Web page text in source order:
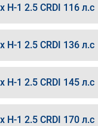
H-1 2.5 CRDI 116 л.с
H-1 2.5 CRDI 136 л.с
H-1 2.5 CRDI 145 л.с
H-1 2.5 CRDI 170 л.с